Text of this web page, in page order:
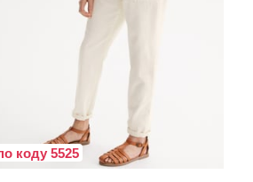
коду 5525